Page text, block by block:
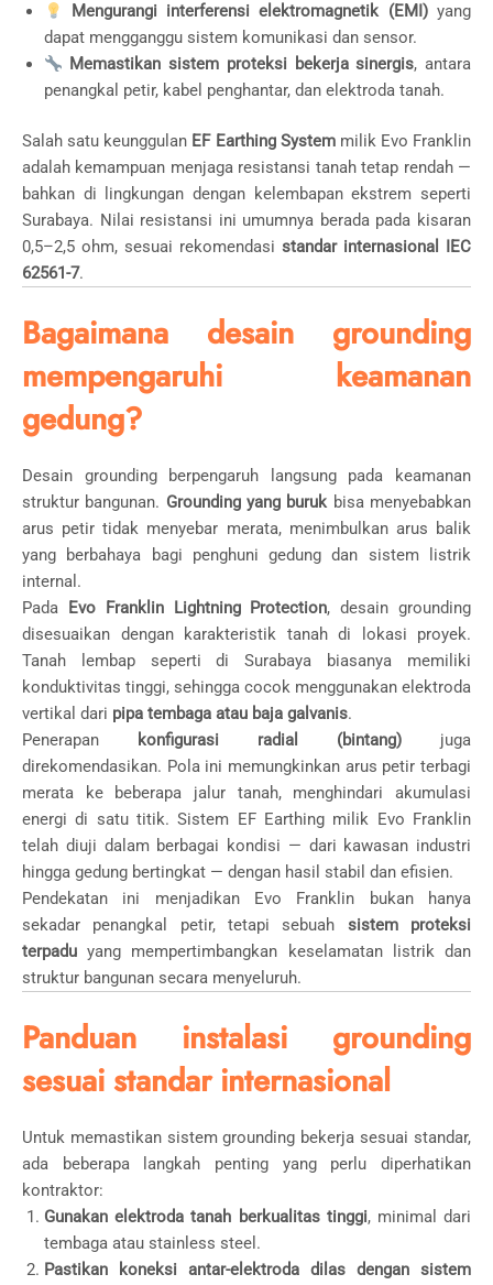
Mengurangi interferensi elektromagnetik (EMI)yang
dapat mengganggu sistem komunikasi dan sensor.
Memastikan sistem proteksi bekerja sinergis, antara
penangkal petir, kabel penghantar, dan elektroda tanah.
Salah satu keunggulan EF Earthing Systemmilik Evo Franklin
adalah kemampuan menjaga resistansi tanah tetap rendah —
bahkan di lingkungan dengan kelembapan ekstrem seperti
Surabaya. Nilai resistansi ini umumnya berada pada kisaran
0,5–2,5 ohm, sesuai rekomendasi standar internasional IEC
62561-7.
Bagaimana desain grounding
mempengaruhi keamanan
gedung?
Desain grounding berpengaruh langsung pada keamanan
struktur bangunan. Grounding yang burukbisa menyebabkan
arus petir tidak menyebar merata, menimbulkan arus balik
yang berbahaya bagi penghuni gedung dan sistem listrik
internal.
Pada Evo Franklin Lightning Protection, desain grounding
disesuaikan dengan karakteristik tanah di lokasi proyek.
Tanah lembap seperti di Surabaya biasanya memiliki
konduktivitas tinggi, sehingga cocok menggunakan elektroda
vertikal dari pipa tembaga atau baja galvanis.
Penerapan
konfigurasi radial (bintang) juga
direkomendasikan. Pola ini memungkinkan arus petir terbagi
merata ke beberapa jalur tanah, menghindari akumulasi
energi di satu titik. Sistem EF Earthing milik Evo Franklin
telah diuji dalam berbagai kondisi — dari kawasan industri
hingga gedung bertingkat — dengan hasil stabil dan efisien.
Pendekatan ini menjadikan Evo Franklin bukan hanya
sekadar penangkal petir, tetapi sebuah sistem proteksi
terpadu yang mempertimbangkan keselamatan listrik dan
struktur bangunan secara menyeluruh.
Panduan instalasi grounding
sesuai standar internasional
Untuk memastikan sistem grounding bekerja sesuai standar,
ada beberapa langkah penting yang perlu diperhatikan
kontraktor:
Gunakan elektroda tanah berkualitas tinggi, minimal dari
tembaga atau stainless steel.
Pastikan koneksi antar-elektroda dilas dengan sistem